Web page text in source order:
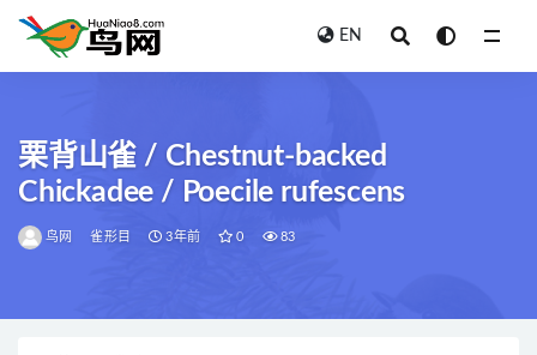
EN
栗背山雀 / Chestnut-backed
Chickadee / Poecile rufescens
鸟网 雀形目 3年前 0 83